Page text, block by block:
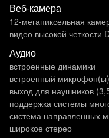
Веб-камера
12-мегапиксельная
видео высокой четкости
Аудио
встроенные динамики
встроенный микрофон(ы)
выход для наушников
поддержка системы
система направленных
широкое стерео